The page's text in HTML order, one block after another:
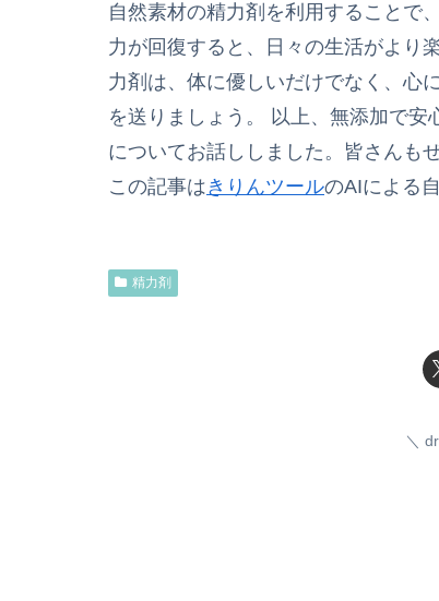
自然素材の精力剤を利用することで
力が回復すると、日々の生活がより
力剤は、体に優しいだけでなく、心
を送りましょう。 以上、無添加で
についてお話ししました。皆さんも
この記事は きりんツールのAIによる
精力剤